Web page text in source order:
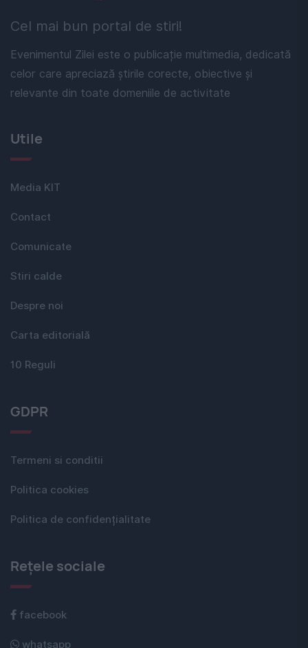
Cel mai bun portal de stiri!
Evenimentul Zilei este o publicație multimedia, dedicată
celor care apreciază știrile corecte, obiective și
relevante din toate domeniile de activitate
Utile
Media KIT
Contact
Comunicate
Stiri calde
Despre noi
Carta editorială
10 Reguli
GDPR
Termeni si conditii
Politica cookies
Politica de confidențialitate
Rețele sociale
facebook
whatsapp